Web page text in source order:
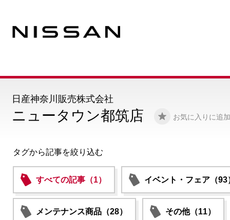
ニュータウン都筑店 お気に入りに追加
日産神奈川販売株式会社
タグから記事を絞り込む
すべての記事（1） イベント・フェア（93
メンテナンス商品（28） その他（11）